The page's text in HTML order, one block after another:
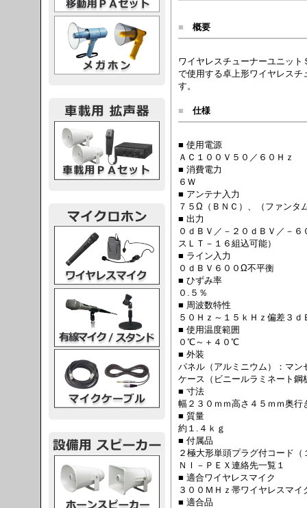
■ 概要
ワイヤレスチューナーユニッ
で使用する卓上形ワイヤレス
す。
■ 仕様
■ 使用電源
ＡＣ１００Ｖ５０／６０Ｈｚ
■ 消費電力
６Ｗ
■ アンテナ入力
７５Ω（ＢＮＣ）、（ファンタ
■ 出力
０ｄＢＶ／－２０ｄＢＶ／－
スＬＴ－１６組込可能）
■ ライン入力
０ｄＢＶ６００Ω不平衡
■ ひずみ率
０.５％
■ 周波数特性
５０Ｈｚ～１５ｋＨｚ偏差３ｄ
■ 使用温度範囲
０℃～＋４０℃
■ 外装
パネル（アルミニウム）：マ
ケース（ビニールラミネート
■ 寸法
幅２３０ｍｍ高さ４５ｍｍ奥行
■ 質量
約１.４ｋｇ
■ 付属品
２極大形単頭プラグ付コード
ＮＩ－ＰＥＸ連絡先一覧１
■ 適合ワイヤレスマイク
３００ＭＨｚ帯ワイヤレスマイ
■ 適合品